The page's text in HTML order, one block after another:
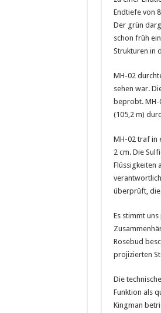
Endtiefe von
Der grün
schon früh
Strukturen in
MH-02
sehen war.
beprobt. MH-
(105,2 m)
MH-02 traf in
2 cm. Die
Flüssigkeiten
überprüft, die
Es stimmt
Rosebud
projizierten
Die
Funktion als
Kingman